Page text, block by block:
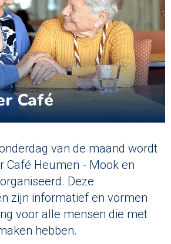
Café
van de maand wordt
Café Heumen - Mook en
Deze
zijn informatief en vormen
voor alle mensen die met
hebben.